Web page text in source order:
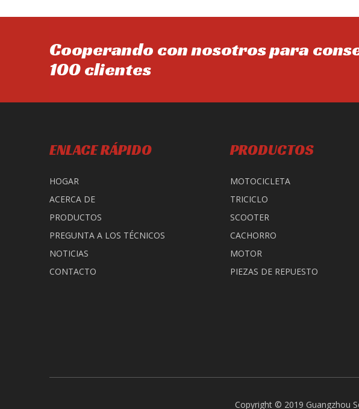
Cooperando con nosotros para
100 clientes
ENLACE RÁPIDO
HOGAR
ACERCA DE
PRODUCTOS
PREGUNTA A LOS TÉCNICOS
NOTICIAS
CONTACTO
PRODUCTOS
MOTOCICLETA
TRICICLO
SCOOTER
CACHORRO
MOTOR
PIEZAS DE REPUESTO
Copyright © 2019 Guangzhou